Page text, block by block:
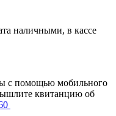
наличными, в кассе
с помощью мобильного
квитанцию об